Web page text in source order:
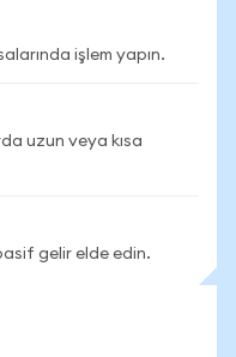
işlem yapın.
uzun veya kısa
gelir elde edin.